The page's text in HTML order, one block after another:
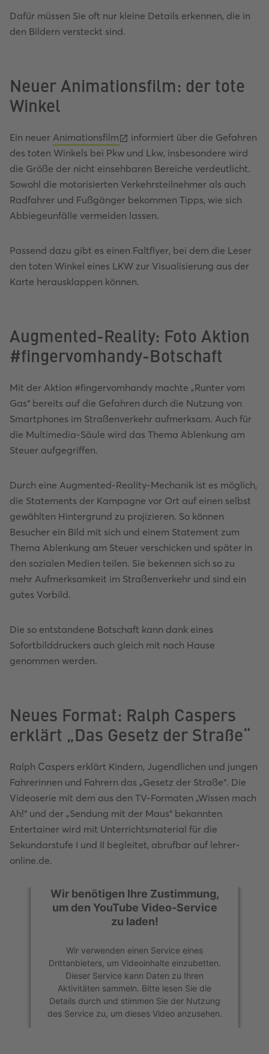
Dafür müssen Sie oft nur kleine Details erkennen, die in
den Bildern versteckt sind.
Neuer Animationsfilm: der tote
Winkel
Ein neuer Animationsfilm
informiert über die Gefahren
des toten Winkels bei Pkw und Lkw, insbesondere wird
die Größe der nicht einsehbaren Bereiche verdeutlicht.
Sowohl die motorisierten Verkehrsteilnehmer als auch
Radfahrer und Fußgänger bekommen Tipps, wie sich
Abbiegeunfälle vermeiden lassen.
Passend dazu gibt es einen Faltflyer, bei dem die Leser
den toten Winkel eines LKW zur Visualisierung aus der
Karte herausklappen können.
Augmented-Reality: Foto Aktion
#fingervomhandy-Botschaft
Mit der Aktion #fingervomhandy machte „Runter vom
Gas“ bereits auf die Gefahren durch die Nutzung von
Smartphones im Straßenverkehr aufmerksam. Auch für
die Multimedia-Säule wird das Thema Ablenkung am
Steuer aufgegriffen.
Durch eine Augmented-Reality-Mechanik ist es möglich,
die Statements der Kampagne vor Ort auf einen selbst
gewählten Hintergrund zu projizieren. So können
Besucher ein Bild mit sich und einem Statement zum
Thema Ablenkung am Steuer verschicken und später in
den sozialen Medien teilen. Sie bekennen sich so zu
mehr Aufmerksamkeit im Straßenverkehr und sind ein
gutes Vorbild.
Die so entstandene Botschaft kann dank eines
Sofortbilddruckers auch gleich mit nach Hause
genommen werden.
Neues Format: Ralph Caspers
erklärt „Das Gesetz der Straße“
Ralph Caspers erklärt Kindern, Jugendlichen und jungen
Fahrerinnen und Fahrern das „Gesetz der Straße“. Die
Videoserie mit dem aus den TV-Formaten „Wissen mach
Ah!“ und der „Sendung mit der Maus“ bekannten
Entertainer wird mit Unterrichtsmaterial für die
Sekundarstufe I und II begleitet, abrufbar auf lehrer-
online.de.
Wir benötigen Ihre Zustimmung,
um den YouTube Video-Service
zu laden!
Wir verwenden einen Service eines
Drittanbieters, um Videoinhalte einzubetten.
Dieser Service kann Daten zu Ihren
Aktivitäten sammeln. Bitte lesen Sie die
Details durch und stimmen Sie der Nutzung
des Service zu, um dieses Video anzusehen.
Wir benötigen Ihre Zustimmung,
um den YouTube Video-Service
zu laden!
Wir verwenden einen Service eines
Drittanbieters, um Videoinhalte einzubetten.
Dieser Service kann Daten zu Ihren
Aktivitäten sammeln. Bitte lesen Sie die
Details durch und stimmen Sie der Nutzung
des Service zu, um dieses Video anzusehen.